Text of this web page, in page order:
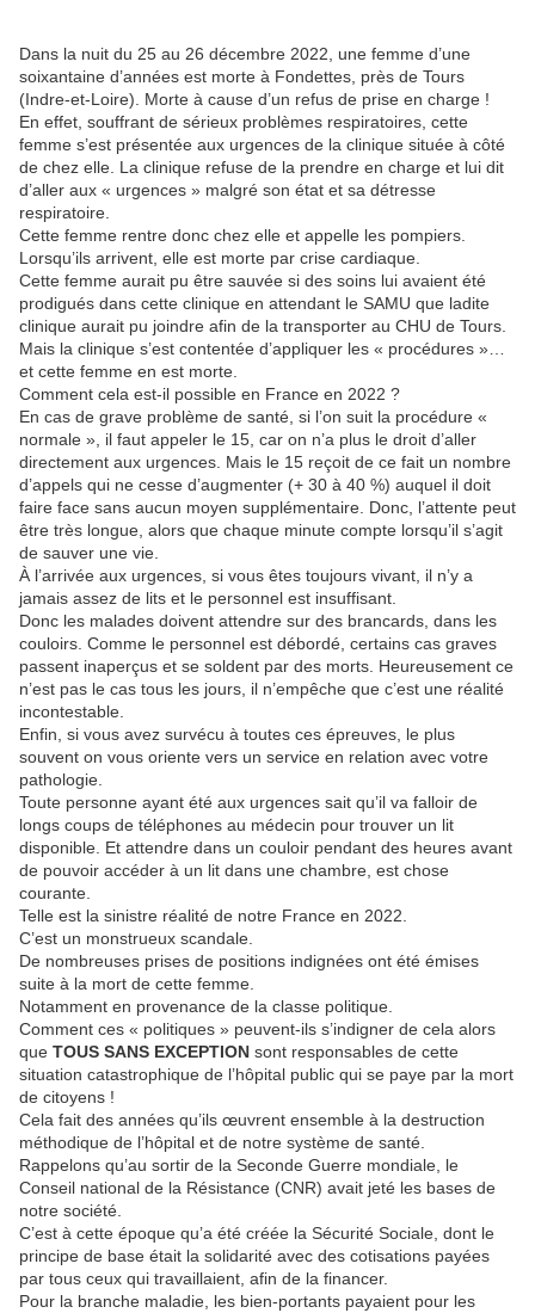
Dans la nuit du 25 au 26 décembre 2022, une femme d’une
soixantaine d’années est morte à Fondettes, près de Tours
(Indre-et-Loire). Morte à cause d’un refus de prise en charge !
En effet, souffrant de sérieux problèmes respiratoires, cette
femme s’est présentée aux urgences de la clinique située à côté
de chez elle. La clinique refuse de la prendre en charge et lui dit
d’aller aux « urgences » malgré son état et sa détresse
respiratoire.
Cette femme rentre donc chez elle et appelle les pompiers.
Lorsqu’ils arrivent, elle est morte par crise cardiaque.
Cette femme aurait pu être sauvée si des soins lui avaient été
prodigués dans cette clinique en attendant le SAMU que ladite
clinique aurait pu joindre afin de la transporter au CHU de Tours.
Mais la clinique s’est contentée d’appliquer les « procédures »…
et cette femme en est morte.
Comment cela est-il possible en France en 2022 ?
En cas de grave problème de santé, si l’on suit la procédure «
normale », il faut appeler le 15, car on n’a plus le droit d’aller
directement aux urgences. Mais le 15 reçoit de ce fait un nombre
d’appels qui ne cesse d’augmenter (+ 30 à 40 %) auquel il doit
faire face sans aucun moyen supplémentaire. Donc, l’attente peut
être très longue, alors que chaque minute compte lorsqu’il s’agit
de sauver une vie.
À l’arrivée aux urgences, si vous êtes toujours vivant, il n’y a
jamais assez de lits et le personnel est insuffisant.
Donc les malades doivent attendre sur des brancards, dans les
couloirs. Comme le personnel est débordé, certains cas graves
passent inaperçus et se soldent par des morts. Heureusement ce
n’est pas le cas tous les jours, il n’empêche que c’est une réalité
incontestable.
Enfin, si vous avez survécu à toutes ces épreuves, le plus
souvent on vous oriente vers un service en relation avec votre
pathologie.
Toute personne ayant été aux urgences sait qu’il va falloir de
longs coups de téléphones au médecin pour trouver un lit
disponible. Et attendre dans un couloir pendant des heures avant
de pouvoir accéder à un lit dans une chambre, est chose
courante.
Telle est la sinistre réalité de notre France en 2022.
C’est un monstrueux scandale.
De nombreuses prises de positions indignées ont été émises
suite à la mort de cette femme.
Notamment en provenance de la classe politique.
Comment ces « politiques » peuvent-ils s’indigner de cela alors
que TOUS SANS EXCEPTION sont responsables de cette
situation catastrophique de l’hôpital public qui se paye par la mort
de citoyens !
Cela fait des années qu’ils œuvrent ensemble à la destruction
méthodique de l’hôpital et de notre système de santé.
Rappelons qu’au sortir de la Seconde Guerre mondiale, le
Conseil national de la Résistance (CNR) avait jeté les bases de
notre société.
C’est à cette époque qu’a été créée la Sécurité Sociale, dont le
principe de base était la solidarité avec des cotisations payées
par tous ceux qui travaillaient, afin de la financer.
Pour la branche maladie, les bien-portants payaient pour les